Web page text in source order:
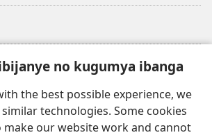
no kugumya ibanga
the best possible experience, we
technologies. Some cookies
make our website work and cannot
co kuri internet ca Watchtower